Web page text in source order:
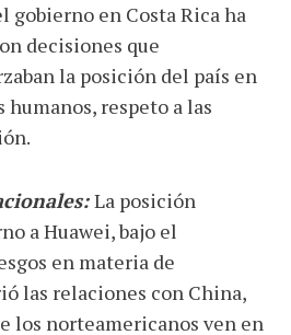
gobierno en Costa Rica ha
decisiones que
la posición del país en
respeto a las
La posición
a Huawei, bajo el
en materia de
las relaciones con China,
los norteamericanos ven en